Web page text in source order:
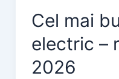
Cel mai
electric –
2026